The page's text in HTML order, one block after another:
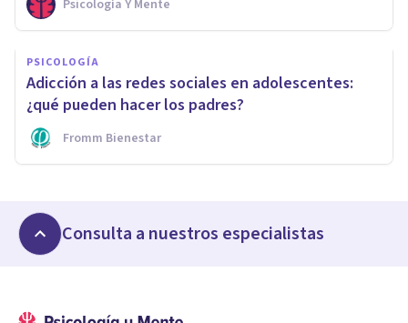
Psicología Y Mente
PSICOLOGÍA
Adicción a las redes sociales en adolescentes:
¿qué pueden hacer los padres?
Fromm Bienestar
Consulta a nuestros especialistas